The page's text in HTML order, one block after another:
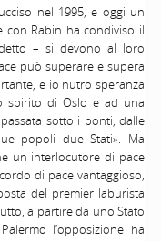
nel 1995, e oggi un
con Rabin ha condiviso il
– si devono al loro
può superare e supera
e io nutro speranza
spirito di Oslo e ad una
sotto i ponti, dalle
popoli due Stati». Ma
un interlocutore di pace
di pace vantaggioso,
del premier laburista
a partire da uno Stato
l’opposizione ha